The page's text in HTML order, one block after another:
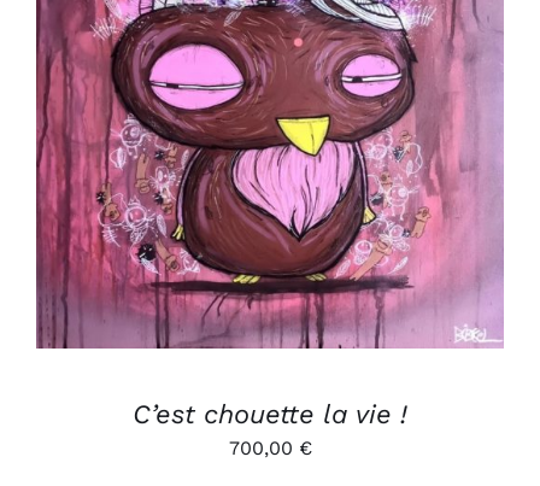
AJOUTER AU PANIER
/
DÉTAILS
C’est chouette la vie !
700,00 €